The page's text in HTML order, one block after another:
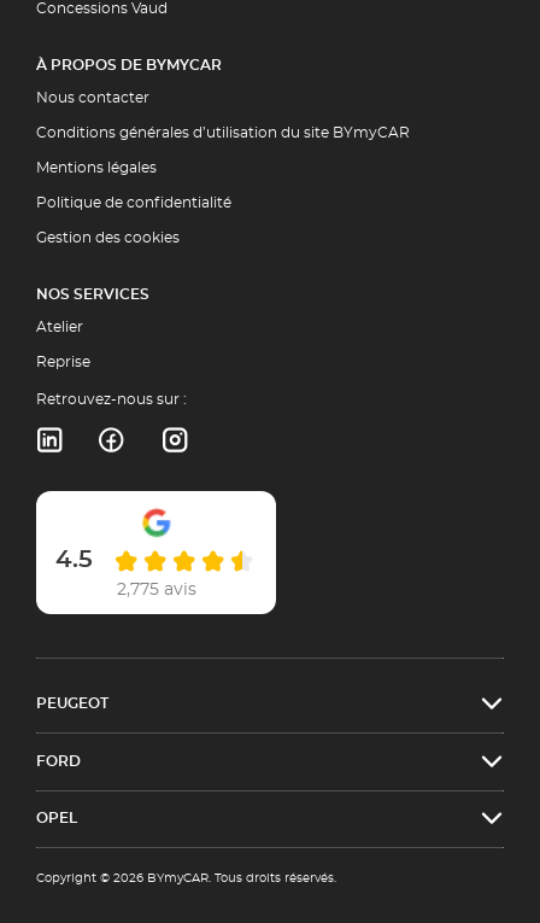
Concessions Vaud
À PROPOS DE BYMYCAR
Nous contacter
Conditions générales d’utilisation du site BYmyCAR
Mentions légales
Politique de confidentialité
Gestion des cookies
NOS SERVICES
Atelier
Reprise
Retrouvez-nous sur :
4.5
2,775 avis
PEUGEOT
FORD
OPEL
Copyright © 2026 BYmyCAR. Tous droits réservés.